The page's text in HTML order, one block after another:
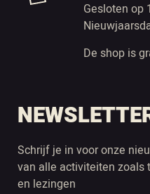
Gesloten op
De shop is
Schrijf je in voor onze
van alle activiteiten zoals
en lezingen